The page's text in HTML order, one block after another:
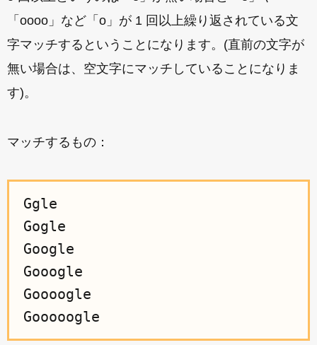
「oooo」など「o」が 1 回以上繰り返されている文
字マッチするということになります。(直前の文字が
無い場合は、空文字にマッチしていることになりま
す)。
マッチするもの：
Ggle
Gogle
Google
Gooogle
Goooogle